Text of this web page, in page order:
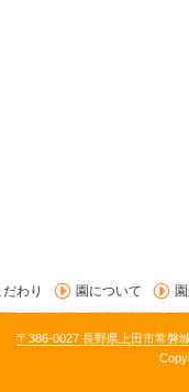
わり 園について
〒386-0027 長野県上田市常磐